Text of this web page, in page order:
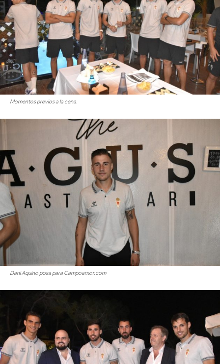
Momentos previos a la cena.
Dani Aquino posa para Campoamor.com